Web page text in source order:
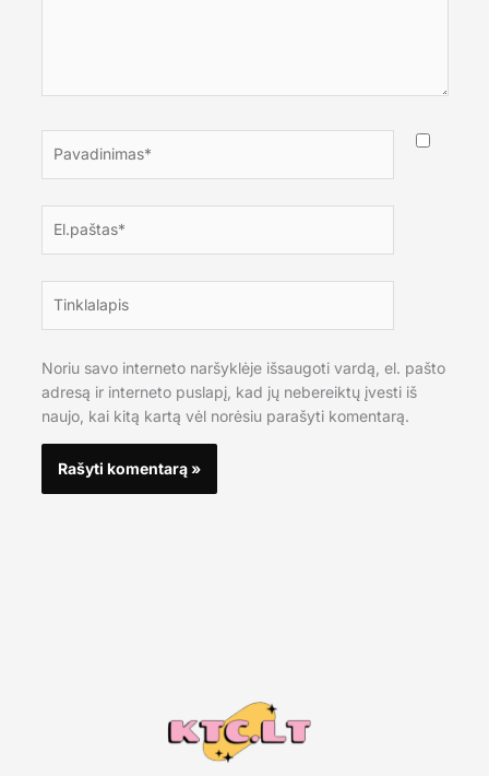
Noriu savo interneto naršyklėje išsaugoti vardą, el. pašto
adresą ir interneto puslapį, kad jų nebereiktų įvesti iš
naujo, kai kitą kartą vėl norėsiu parašyti komentarą.